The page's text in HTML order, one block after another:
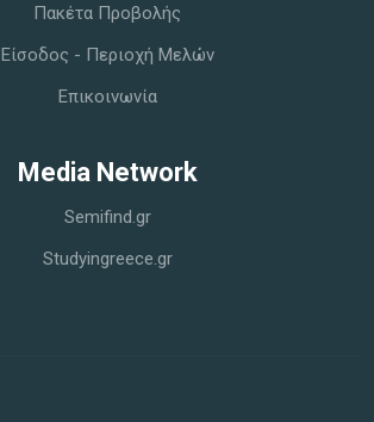
Πακέτα Προβολής
Είσοδος - Περιοχή Μελών
Επικοινωνία
Media Network
Semifind.gr
Studyingreece.gr